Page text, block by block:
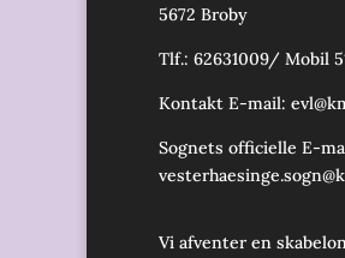
5672 Broby
Tlf.: 62631009/ Mobil
Kontakt E-mail:
Sognets officielle E-
Vi afventer en